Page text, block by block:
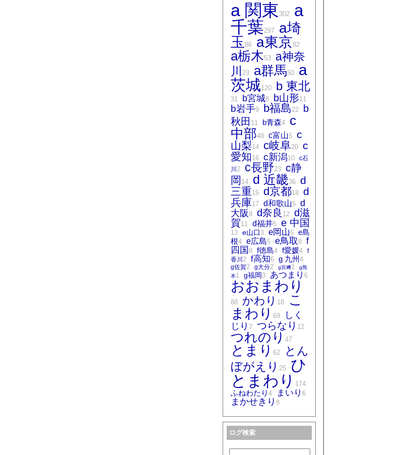
a 関東 302
a
千葉297
a埼
玉 86 a東京82
a栃木53
a神奈
川 23 a群馬50
a
茨城120 b 東北
31 b宮城8 b山形11
b岩手9 b福島22
b
秋田 11 b青森4
c
中部48 c富山5 c
山梨14 c岐阜20 c
愛知 16 c新潟10
c石
川 2 c長野23 c静
岡 14 d 近畿36 d
三重15 d京都18 d
兵庫17 d和歌山5 d
大阪8 d奈良 12 d滋
賀11 d福井5 e 中国
13 e山口 3 e岡山6 e島
根4 e広島5 e鳥取8 f
四国 8 f徳島4 f愛媛4
f
香川 2 f高知6 g 九州 4
g佐賀2 g大分2 g宮﨑1
g熊
本1 g福岡 3 あつまり 6
おおまわり
88 かわり 18
こ
まわり 69
しく
じり 7 つらなり 12
つれのり 47
とまり 62
とん
ぼがえり 25
ひ
とまわり 174
ふねわたり 4 まいり 6
まかせきり 8
ログ検索